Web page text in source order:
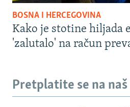
BOSNA I HERCEGOVINA
Kako je stotine hiljada
'zalutalo' na račun
Pretplatite se na